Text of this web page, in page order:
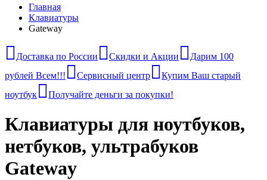
Главная
Клавиатуры
Gateway
Доставка по России Скидки и Акции
Дарим 100
рублей Всем!!!
Сервисный центр
Купим Ваш старый
ноутбук
Получайте деньги за покупки!
Клавиатуры для ноутбуков,
нетбуков, ультрабуков
Gateway